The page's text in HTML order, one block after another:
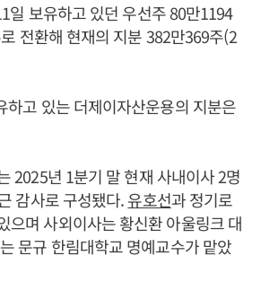
일 보유하고 있던 우선주 80만1194
전환해 현재의 지분 382만369주(2
하고 있는 더제이자산운용의 지분은
2025년 1분기 말 현재 사내이사 2명
감사로 구성됐다.유호선과 정기로
으며 사외이사는 황신환 아울링크 대
문규 한림대학교 명예교수가 맡았